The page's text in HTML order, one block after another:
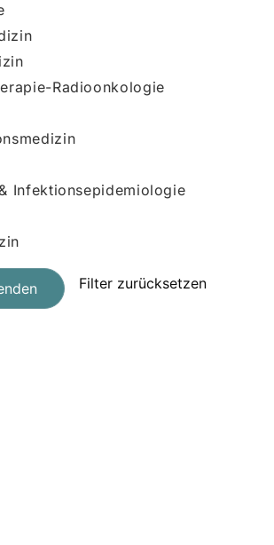
Radioonkologie
Infektionsepidemiologie
Filter zurücksetzen